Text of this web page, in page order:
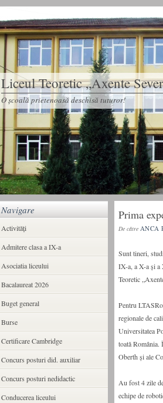
Liceul Teoretic „Axente
O școală prietenoasă deschisă tuturor!
Prima
De către ANCA
Sunt tineri,
IX-a, a X-a și a
Teoretic
Pentru
regionale de
Universitatea
toată
Oberth și ale
Au fost 4 zile
echipe de
Navigare
Activități
Admitere clasa a IX-a
Asociatia liceului
Bacalaureat 2026
Buget general
Burse
Certificare Cambridge
Concurs posturi did. auxiliar
Concurs posturi nedidactic
Conducerea liceului